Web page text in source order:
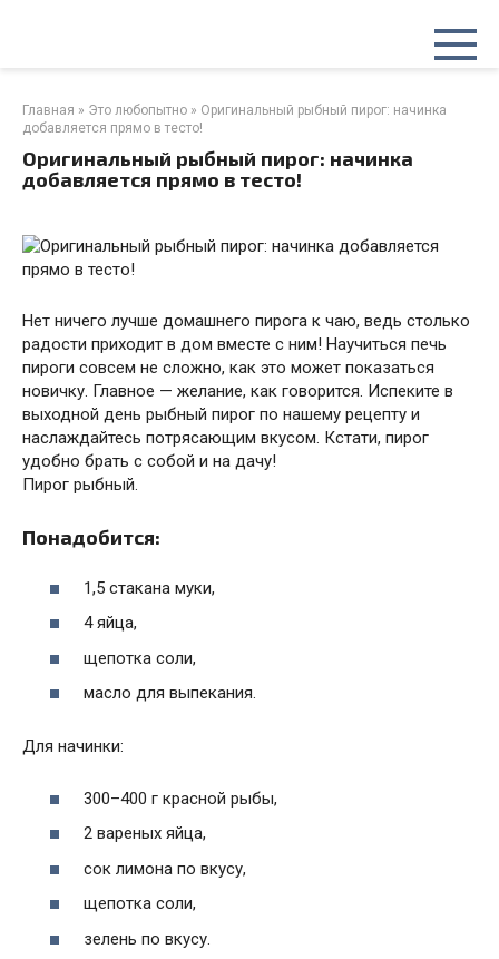
Главная » Это любопытно » Оригинальный рыбный пирог: начинка
добавляется прямо в тесто!
Оригинальный рыбный пирог: начинка
добавляется прямо в тесто!
Нет ничего лучше домашнего пирога к чаю, ведь столько
радости приходит в дом вместе с ним! Научиться печь
пироги совсем не сложно, как это может показаться
новичку. Главное — желание, как говорится. Испеките в
выходной день рыбный пирог по нашему рецепту и
наслаждайтесь потрясающим вкусом. Кстати, пирог
удобно брать с собой и на дачу!
Пирог рыбный.
Понадобится:
1,5 стакана муки,
4 яйца,
щепотка соли,
масло для выпекания.
Для начинки:
300–400 г красной рыбы,
2 вареных яйца,
сок лимона по вкусу,
щепотка соли,
зелень по вкусу.